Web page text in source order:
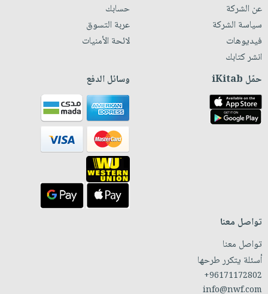
عن الشركة
سياسة الشركة
فيديوهات
انشر كتابك
حسابك
عربة التسوق
لائحة الأمنيات
حمّل iKitab وسائل الدفع
تواصل معنا
تواصل معنا
أسئلة يتكرر طرحها
+96171172802
info@nwf.com